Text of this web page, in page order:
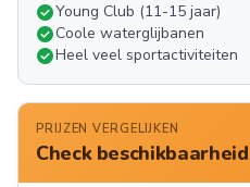
check_circleYoung Club (11-15 jaar)
check_circleCoole waterglijbanen
check_circleHeel veel sportactiviteiten
PRIJZEN VERGELIJKEN
Check beschikbaarheid